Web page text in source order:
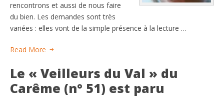
rencontrons et aussi de nous faire
du bien. Les demandes sont très
variées : elles vont de la simple présence à la lecture …
Read More
Le « Veilleurs du Val » du
Carême (n° 51) est paru